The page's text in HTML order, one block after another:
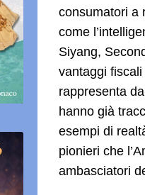
consumatori a
come
Siyang,
vantaggi
rappresenta
hanno già
esempi di
pionieri che
ambasciatori